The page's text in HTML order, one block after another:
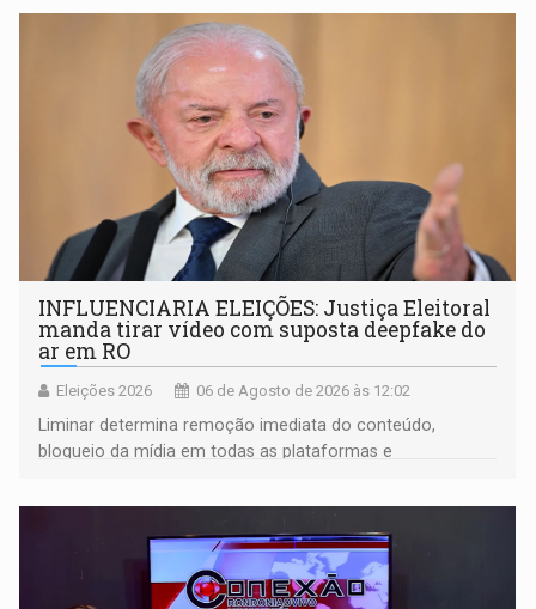
ligação do suspeito com um deputado federal do União
Brasil por Rondônia
INFLUENCIARIA ELEIÇÕES: Justiça Eleitoral
manda tirar vídeo com suposta deepfake do
ar em RO
Eleições 2026 06 de Agosto de 2026 às 12:02
Liminar determina remoção imediata do conteúdo,
bloqueio da mídia em todas as plataformas e